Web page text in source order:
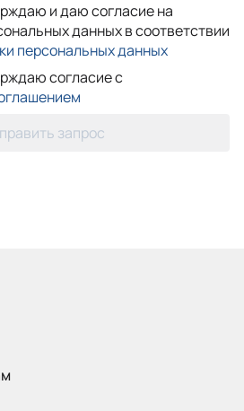
и даю согласие на
данных в соответствии
персональных данных
согласие с
запрос